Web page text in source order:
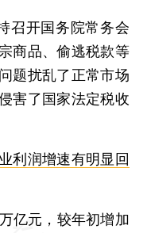
召开国务院常务会
商品、偷逃税款等
题扰乱了正常市场
害了国家法定税收
利润增速有明显回
亿元，较年初增加